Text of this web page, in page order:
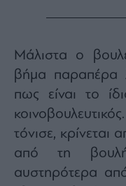
Μάλιστα ο
βήμα παραπέρα
πως είναι το
τόνισε, κρίνεται
από τη βουλή
αυστηρότερα